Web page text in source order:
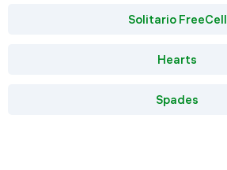
Solitario FreeCell
Hearts
Spades